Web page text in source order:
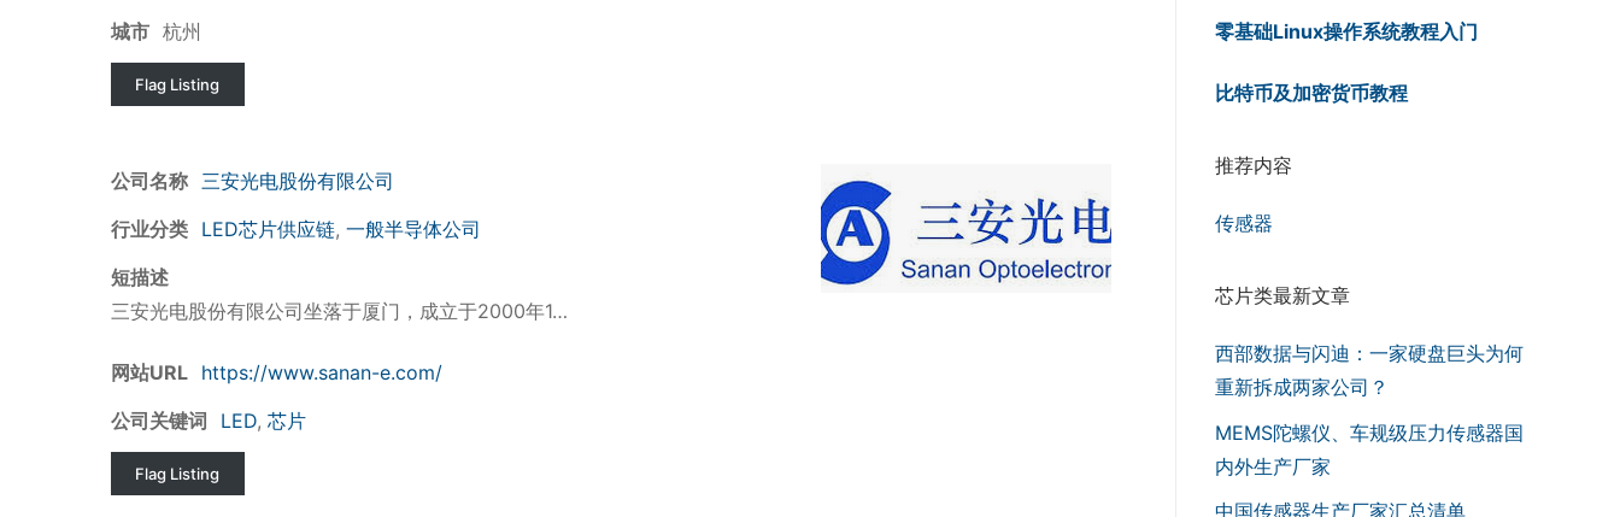
城市 杭州
Flag Listing
公司名称 三安光电股份有限公司
行业分类 LED芯片供应链, 一般半导体公司
短描述
三安光电股份有限公司坐落于厦门，成立于2000年1…
网站URL https://www.sanan-e.com/
公司关键词
LED, 芯片
Flag Listing
零基础Linux操作系统教程入门
比特币及加密货币教程
推荐内容
传感器
芯片类最新文章
西部数据与闪迪：一家硬盘巨头为何
重新拆成两家公司？
MEMS陀螺仪、车规级压力传感器国
内外生产厂家
中国传感器生产厂家汇总清单